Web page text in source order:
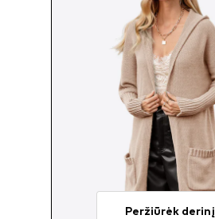
Peržiūrėk derinį